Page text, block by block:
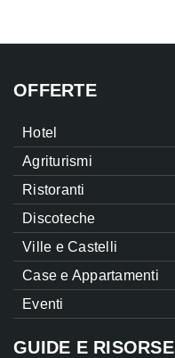
OFFERTE
Hotel
Agriturismi
Ristoranti
Discoteche
Ville e Castelli
Case e Appartamenti
Eventi
GUIDE E RISORSE